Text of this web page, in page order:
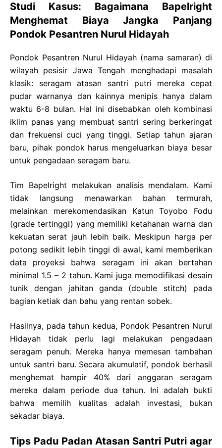
Studi Kasus: Bagaimana Bapelright
Menghemat Biaya Jangka Panjang
Pondok Pesantren Nurul Hidayah
Pondok Pesantren Nurul Hidayah (nama samaran) di
wilayah pesisir Jawa Tengah menghadapi masalah
klasik: seragam atasan santri putri mereka cepat
pudar warnanya dan kainnya menipis hanya dalam
waktu 6-8 bulan. Hal ini disebabkan oleh kombinasi
iklim panas yang membuat santri sering berkeringat
dan frekuensi cuci yang tinggi. Setiap tahun ajaran
baru, pihak pondok harus mengeluarkan biaya besar
untuk pengadaan seragam baru.
Tim Bapelright melakukan analisis mendalam. Kami
tidak langsung menawarkan bahan termurah,
melainkan merekomendasikan Katun Toyobo Fodu
(grade tertinggi) yang memiliki ketahanan warna dan
kekuatan serat jauh lebih baik. Meskipun harga per
potong sedikit lebih tinggi di awal, kami memberikan
data proyeksi bahwa seragam ini akan bertahan
minimal 1.5 – 2 tahun. Kami juga memodifikasi desain
tunik dengan jahitan ganda (double stitch) pada
bagian ketiak dan bahu yang rentan sobek.
Hasilnya, pada tahun kedua, Pondok Pesantren Nurul
Hidayah tidak perlu lagi melakukan pengadaan
seragam penuh. Mereka hanya memesan tambahan
untuk santri baru. Secara akumulatif, pondok berhasil
menghemat hampir 40% dari anggaran seragam
mereka dalam periode dua tahun. Ini adalah bukti
bahwa memilih kualitas adalah investasi, bukan
sekadar biaya.
Tips Padu Padan Atasan Santri Putri agar